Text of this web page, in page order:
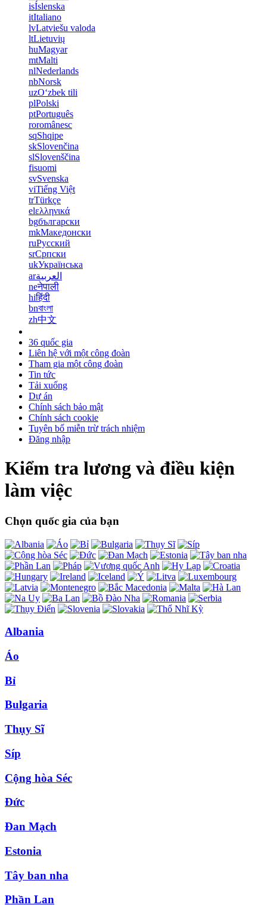
isÍslenska
itItaliano
lvLatviešu valoda
ltLietuvių
huMagyar
mtMalti
nlNederlands
nbNorsk
uzOʻzbek tili
plPolski
ptPortuguês
roromânesc
sqShqipe
skSlovenčina
slSlovenščina
fisuomi
svSvenska
viTiếng Việt
trTürkçe
elελληνικά
bgбългарски
mkМакедонски
ruРусский
srСрпски
ukУкраїнська
arالعربية
neनेपाली
hiहिंदी
bnবাংলা
zh中文
36 quốc gia
Liên hệ với một công đoàn
Tham gia một công đoàn
Tin tức
Tải xuống
Dự án
Chính sách bảo mật
Chính sách cookie
Tuyên bố miễn trừ trách nhiệm
Đăng nhập
Kiểm tra lương và điều kiện
làm việc
Chọn quốc gia của bạn
Albania
Áo
Bỉ
Bulgaria
Thụy Sĩ
Síp
Cộng hòa Séc
Đức
Đan Mạch
Estonia
Tây ban nha
Phần Lan